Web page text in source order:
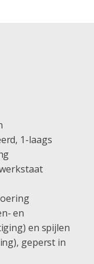
1-laags
en
en spijlen
geperst in